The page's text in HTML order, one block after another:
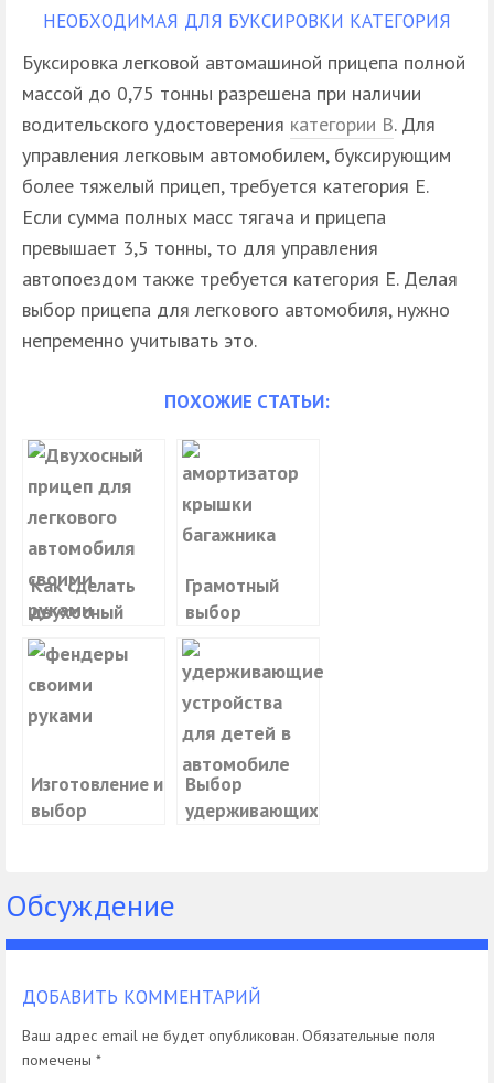
НЕОБХОДИМАЯ ДЛЯ БУКСИРОВКИ КАТЕГОРИЯ
Буксировка легковой автомашиной прицепа полной
массой до 0,75 тонны разрешена при наличии
водительского удостоверения категории B. Для
управления легковым автомобилем, буксирующим
более тяжелый прицеп, требуется категория E.
Если сумма полных масс тягача и прицепа
превышает 3,5 тонны, то для управления
автопоездом также требуется категория E. Делая
выбор прицепа для легкового автомобиля, нужно
непременно учитывать это.
ПОХОЖИЕ СТАТЬИ:
Как сделать
двухосный
прицеп для
авто своими
руками
Грамотный
выбор
амортизаторов
крышки
багажника
Изготовление и
выбор
Выбор
удерживающих
Обсуждение
ДОБАВИТЬ КОММЕНТАРИЙ
Ваш адрес email не будет опубликован. Обязательные поля
помечены *